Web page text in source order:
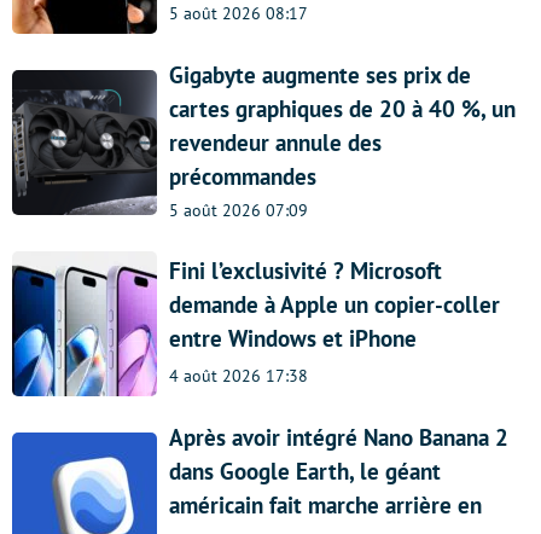
5 août 2026 08:17
Gigabyte augmente ses prix de
cartes graphiques de 20 à 40 %, un
revendeur annule des
précommandes
5 août 2026 07:09
Fini l’exclusivité ? Microsoft
demande à Apple un copier-coller
entre Windows et iPhone
4 août 2026 17:38
Après avoir intégré Nano Banana 2
dans Google Earth, le géant
américain fait marche arrière en